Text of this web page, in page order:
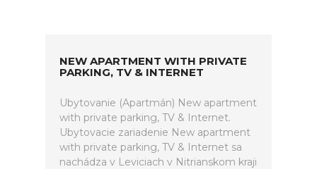
NEW APARTMENT WITH PRIVATE
PARKING, TV & INTERNET
Ubytovanie (Apartmán) New apartment
with private parking, TV & Internet.
Ubytovacie zariadenie New apartment
with private parking, TV & Internet sa
nachádza v Leviciach v Nitrianskom kraji